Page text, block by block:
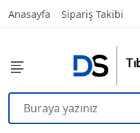
Anasayfa Sipariş Takibi